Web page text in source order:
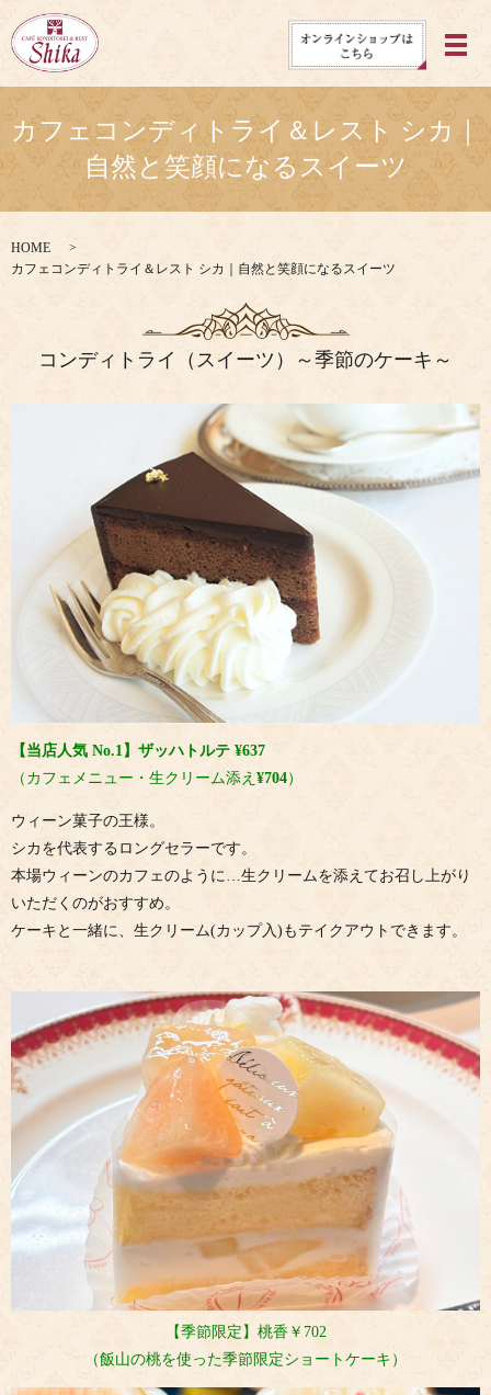
メ
カフェコンディトライ＆レスト シカ｜
自然と笑顔になるスイーツ
HOME
カフェコンディトライ＆レスト シカ｜自然と笑顔になるスイーツ
コンディトライ（スイーツ）～季節のケーキ～
【当店人気 No.1】ザッハトルテ ¥637
（カフェメニュー・生クリーム添え ¥704）
ウィーン菓子の王様。
シカを代表するロングセラーです。
本場ウィーンのカフェのように…生クリームを添えてお召し上がり
いただくのがおすすめ。
ケーキと一緒に、生クリーム(カップ入)もテイクアウトできます。
【季節限定】桃香￥702
（飯山の桃を使った季節限定ショートケーキ）